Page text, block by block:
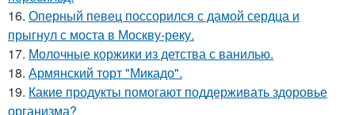
16. Оперный певец поссорился с дамой сердца и
прыгнул с моста в Москву-реку.
17. Молочные коржики из детства с ванилью.
18. Армянский торт "Микадо".
19. Какие продукты помогают поддерживать здоровье
организма?